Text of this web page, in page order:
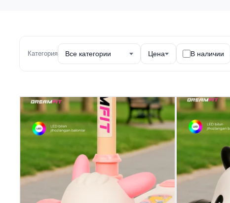
Категория Все категории Цена В наличии